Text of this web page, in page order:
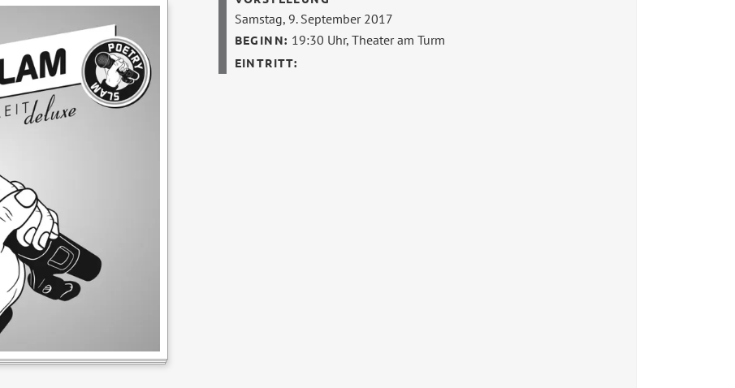
Samstag, 9. September 2017
19:30 Uhr, Theater am Turm